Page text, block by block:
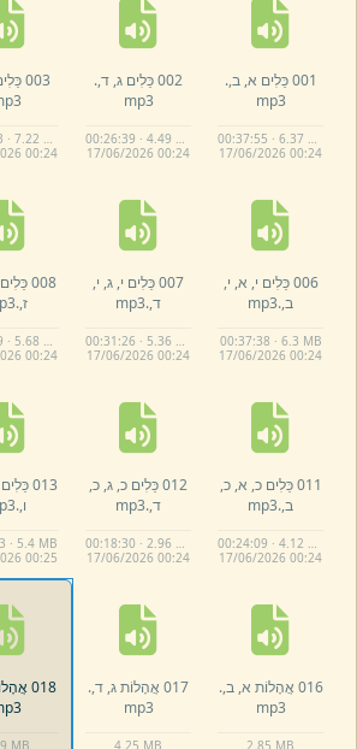
001 כֵּלִים א, ב,.
mp3
00:37:55 · 6.37 MB
17/06/2026 00:24
002 כֵּלִים ג, ד,.
mp3
00:26:39 · 4.49 MB
17/06/2026 00:24
003 כֵּלִים ה,
00:42:23 · 7.22 MB
00:24
006 כֵּלִים י, א, י,
ב,.
mp3
00:37:38 · 6.3 MB
17/06/2026 00:24
007 כֵּלִים י, ג, י,
ד,.
mp3
00:31:26 · 5.36 MB
17/06/2026 00:24
008 כֵּלִים ט,
ז,.
00:33:29 · 5.68 MB
00:24
011 כֵּלִים כ, א, כ,
ב,.
mp3
00:24:09 · 4.12 MB
17/06/2026 00:24
012 כֵּלִים כ, ג, כ,
ד,.
mp3
00:18:30 · 2.96 MB
17/06/2026 00:24
013 כֵּלִים כ,
ו,.
· 5.4 MB
00:25
016 אֲהָלוֹת א, ב,.
mp3
2. 85 MB
017 אֲהָלוֹת ג, ד,.
mp3
4. 25 MB
018 אֲהָלוֹת ה,
MB